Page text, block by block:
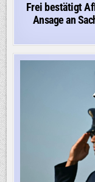
Frei bestätigt
Ansage an